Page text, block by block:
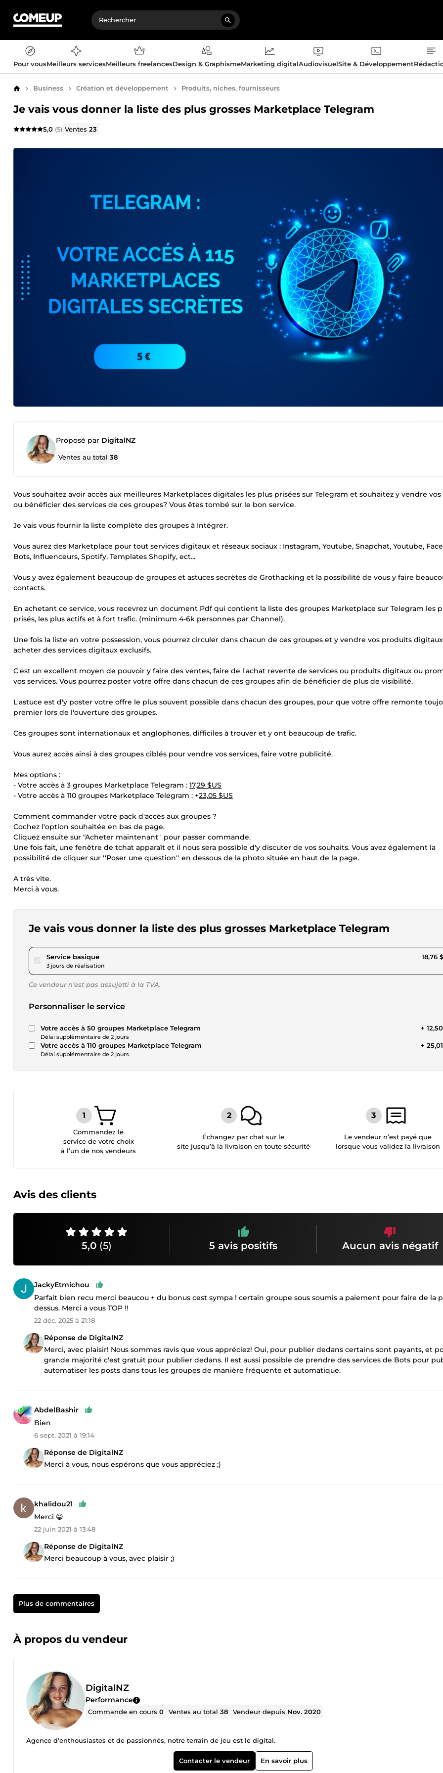
Pour vousMeilleurs servicesMeilleurs freelancesDesign & GraphismeMarketing digitalAudiovisuelSite & Développement
AccueilBusiness Création et développement Produits, niches, fournisseurs
Je vais vous donner la liste des plus grosses Marketplace Telegram
5,0 (5) Ventes23
Proposé par DigitalNZ
Ventes au total38
Vous souhaitez avoir accès aux meilleures Marketplaces digitales les plus prisées sur Telegram et souhaitez y vendre vos
ou bénéficier des services de ces groupes? Vous êtes tombé sur le bon service.
Je vais vous fournir la liste complète des groupes à Intégrer.
Vous aurez des Marketplace pour tout services digitaux et réseaux sociaux : Instagram, Youtube, Snapchat, Youtube,
Bots, Influenceurs, Spotify, Templates Shopify, ect...
Vous y avez également beaucoup de groupes et astuces secrètes de Grothacking et la possibilité de vous y faire
contacts.
En achetant ce service, vous recevrez un document Pdf qui contient la liste des groupes Marketplace sur Telegram les
prisés, les plus actifs et à fort trafic. (minimum 4-6k personnes par Channel).
Une fois la liste en votre possession, vous pourrez circuler dans chacun de ces groupes et y vendre vos produits
acheter des services digitaux exclusifs.
C'est un excellent moyen de pouvoir y faire des ventes, faire de l'achat revente de services ou produits digitaux ou
vos services. Vous pourrez poster votre offre dans chacun de ces groupes afin de bénéficier de plus de visibilité.
L'astuce est d'y poster votre offre le plus souvent possible dans chacun des groupes, pour que votre offre remonte
premier lors de l'ouverture des groupes.
Ces groupes sont internationaux et anglophones, difficiles à trouver et y ont beaucoup de trafic.
Vous aurez accès ainsi à des groupes ciblés pour vendre vos services, faire votre publicité.
Mes options :
- Votre accès à 3 groupes Marketplace Telegram : 17,29 $US
- Votre accès à 110 groupes Marketplace Telegram : +23,05 $US
Comment commander votre pack d'accès aux groupes ?
Cochez l'option souhaitée en bas de page.
Cliquez ensuite sur "Acheter maintenant'' pour passer commande.
Une fois fait, une fenêtre de tchat apparaît et il nous sera possible d'y discuter de vos souhaits. Vous avez également la
possibilité de cliquer sur ''Poser une question'' en dessous de la photo située en haut de la page.
A très vite.
Merci à vous.
Je vais vous donner la liste des plus grosses Marketplace Telegram
Service basiquepour 17,29 $US
3 jours de réalisation
18,76
Ce vendeur n’est pas assujetti à la TVA.
Personnaliser le service
Votre accès à 50 groupes Marketplace Telegram
Délai supplémentaire de 2 jours
+
Votre accès à 110 groupes Marketplace Telegram
Délai supplémentaire de 2 jours
+
Commandez le
service de votre choix
à l’un de nos vendeurs
Échangez par chat sur le
site jusqu’à la livraison en toute sécurité
Le vendeur n’est payé que
lorsque vous validez la livraison
Avis des clients
5,0 (5) 5 avis positifs Aucun avis négatif
JackyEtmichou
Parfait bien recu merci beaucou + du bonus cest sympa ! certain groupe sous soumis a paiement pour faire de la
dessus. Merci a vous TOP !!
22 déc. 2025 à 21:18
Réponse de DigitalNZ
Merci, avec plaisir! Nous sommes ravis que vous appréciez! Oui, pour publier dedans certains sont payants, et
grande majorité c'est gratuit pour publier dedans. Il est aussi possible de prendre des services de Bots pour
automatiser les posts dans tous les groupes de manière fréquente et automatique.
AbdelBashir
Bien
6 sept. 2021 à 19:14
Réponse de DigitalNZ
Merci à vous, nous espérons que vous appréciez ;)
khalidou21
Merci 😁
22 juin 2021 à 13:48
Réponse de DigitalNZ
Merci beaucoup à vous, avec plaisir ;)
Plus de commentaires
À propos du vendeur
DigitalNZ
Performance
Commande en cours0 Ventes au total38 Vendeur depuis Nov. 2020
Agence d'enthousiastes et de passionnés, notre terrain de jeu est le digital.
Contacter le vendeur En savoir plus